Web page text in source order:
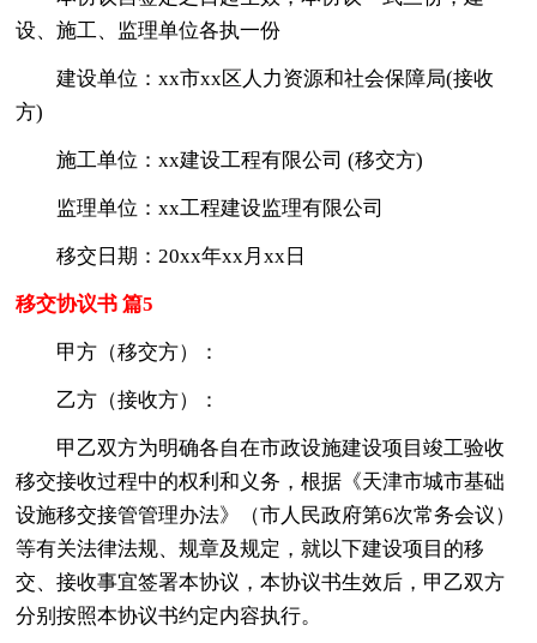
设、施工、监理单位各执一份
建设单位：xx市xx区人力资源和社会保障局(接收
方)
施工单位：xx建设工程有限公司 (移交方)
监理单位：xx工程建设监理有限公司
移交日期：20xx年xx月xx日
移交协议书 篇5
甲方（移交方）：
乙方（接收方）：
甲乙双方为明确各自在市政设施建设项目竣工验收
移交接收过程中的权利和义务，根据《天津市城市基础
设施移交接管管理办法》（市人民政府第6次常务会议）
等有关法律法规、规章及规定，就以下建设项目的移
交、接收事宜签署本协议，本协议书生效后，甲乙双方
分别按照本协议书约定内容执行。